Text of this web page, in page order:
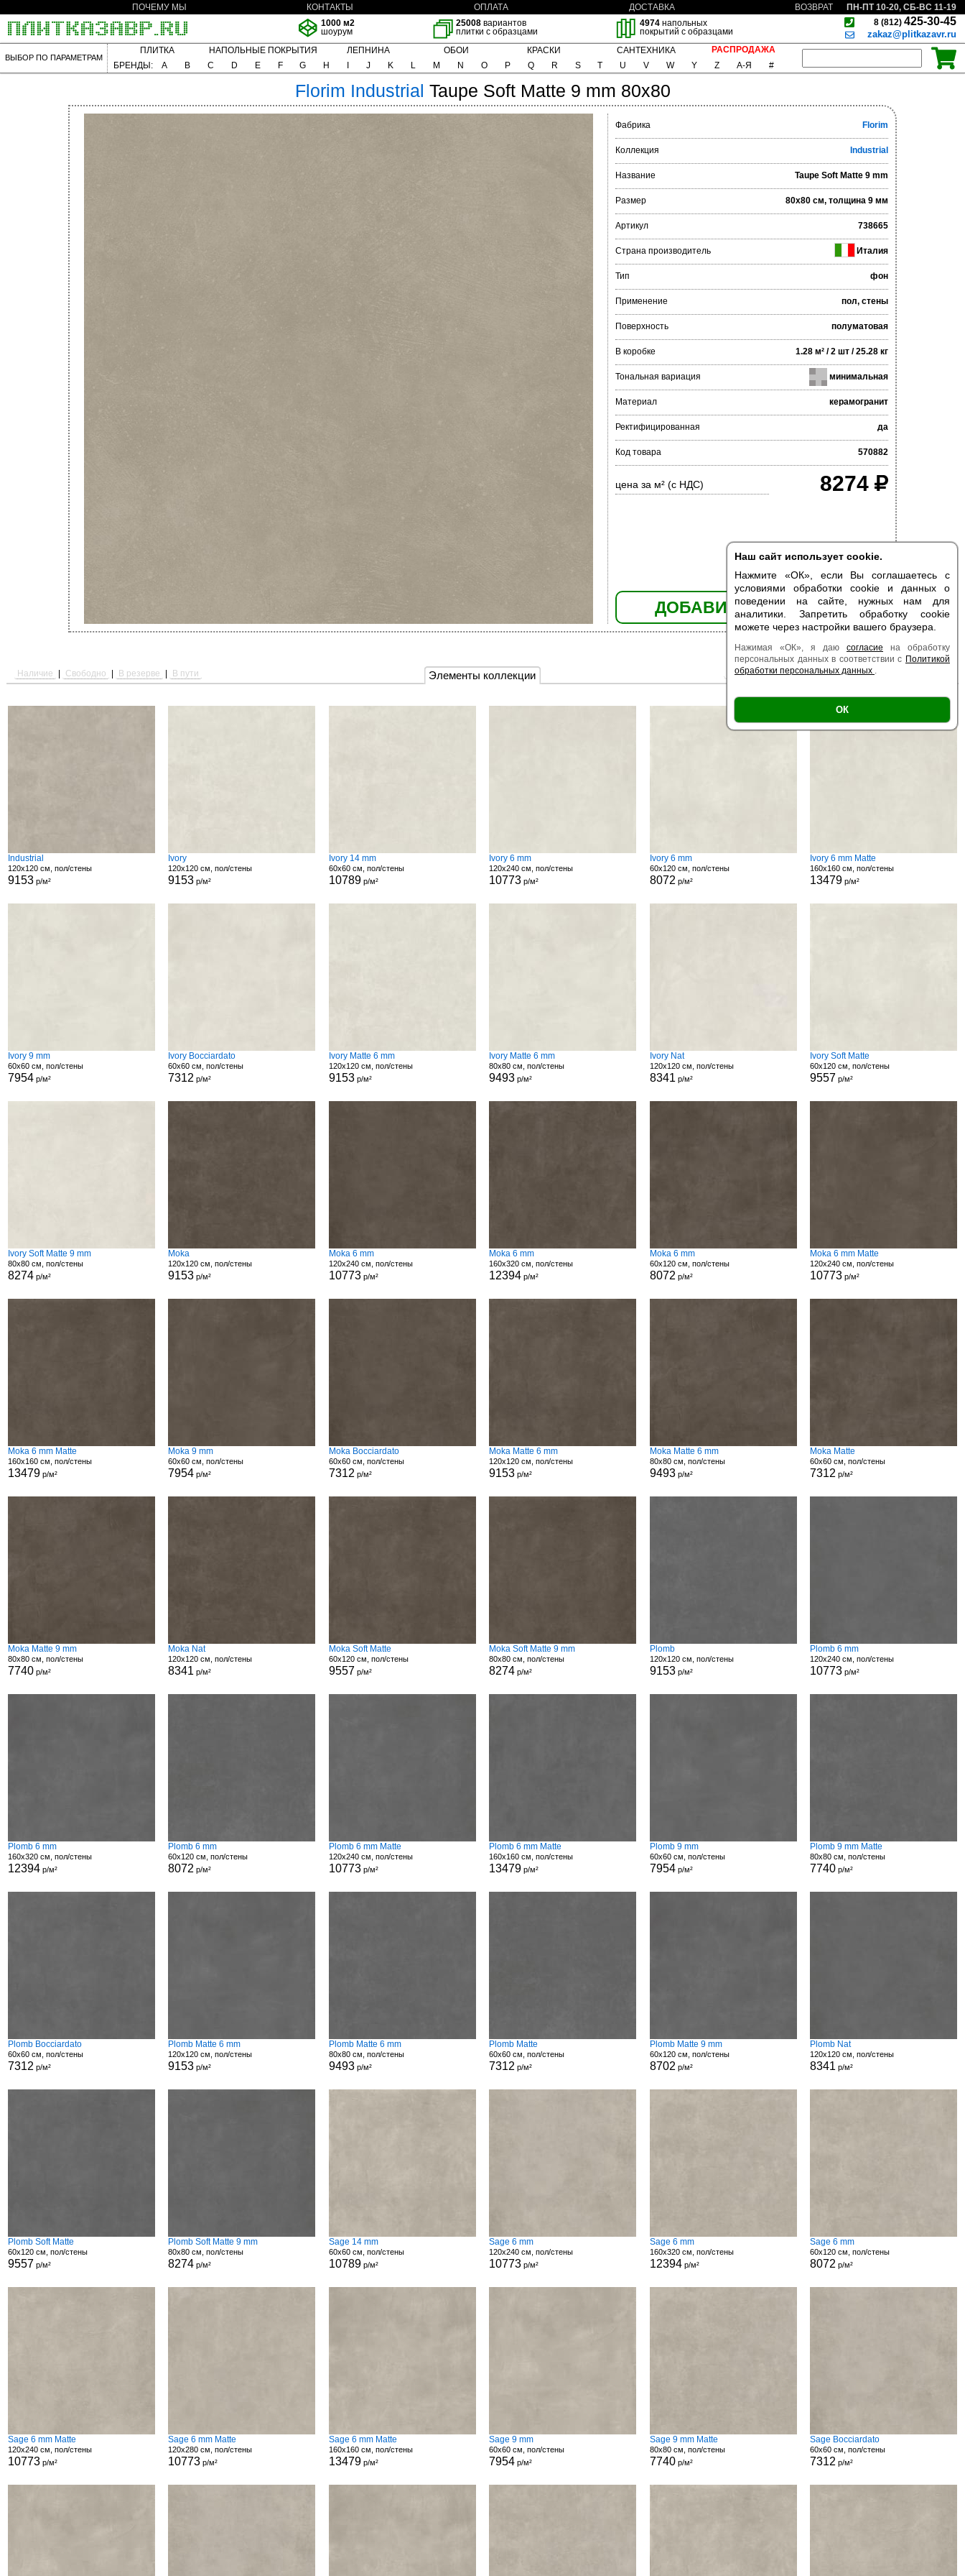
Наш сайт использует cookie.
Нажмите «ОК», если Вы соглашаетесь с
условиями обработки cookie и данных о
поведении на сайте, нужных нам для
аналитики. Запретить обработку cookie
можете через настройки вашего браузера.
Нажимая «ОК», я даю согласие на обработку
персональных данных в соответствии с Политикой
обработки персональных данных .
ОК
ПОЧЕМУ МЫ КОНТАКТЫ ОПЛАТА ДОСТАВКА ВОЗВРАТ
ПН-ПТ 10-20, СБ-ВС 11-19
1000 м2
шоурум
25008 вариантов
плитки с образцами
4974напольных
покрытий с образцами
8 (812) 425-30-45
zakaz@plitkazavr.ru
ВЫБОР ПО ПАРАМЕТРАМ
ПЛИТКА НАПОЛЬНЫЕ ПОКРЫТИЯ ЛЕПНИНА ОБОИ КРАСКИ САНТЕХНИКА
РАСПРОДАЖА
БРЕНДЫ:
A B C D E F G H J K L M N O P Q R S T U V W Y Z А-Я #
Florim Industrial Taupe Soft Matte 9 mm 80x80
Фабрика Florim
Коллекция Industrial
Название Taupe Soft Matte 9 mm
Размер 80x80 см, толщина 9 мм
Артикул 738665
Страна производитель Италия
Тип фон
Применение пол, стены
Поверхность полуматовая
В коробке 1.28 м² / 2 шт / 25.28 кг
Тональная вариация минимальная
Материал керамогранит
Ректифицированная да
Код товара 570882
цена за м² (с НДС) 8274
ДОБАВИТЬ В КОРЗИНУ
Элементы коллекции
Наличие Свободно В резерве В пути Есть образец | Поверхность |
Industrial
120x120 см, пол/стены
9153р/м²
Ivory
120x120 см, пол/стены
9153 р/м²
Ivory 14 mm
60x60 см, пол/стены
10789р/м²
Ivory 6 mm
120x240 см, пол/стены
10773 р/м²
Ivory 6 mm
60x120 см, пол/стены
8072 р/м²
Ivory 6 mm Matte
160x160 см, пол/стены
13479 р/м²
Ivory 9 mm
60x60 см, пол/стены
7954р/м²
Ivory Bocciardato
60x60 см, пол/стены
7312 р/м²
Ivory Matte 6 mm
120x120 см, пол/стены
9153р/м²
Ivory Matte 6 mm
80x80 см, пол/стены
9493 р/м²
Ivory Nat
120x120 см, пол/стены
8341 р/м²
Ivory Soft Matte
60x120 см, пол/стены
9557 р/м²
Ivory Soft Matte 9 mm
80x80 см, пол/стены
8274р/м²
Moka
120x120 см, пол/стены
9153 р/м²
Moka 6 mm
120x240 см, пол/стены
10773р/м²
Moka 6 mm
160x320 см, пол/стены
12394 р/м²
Moka 6 mm
60x120 см, пол/стены
8072 р/м²
Moka 6 mm Matte
120x240 см, пол/стены
10773 р/м²
Moka 6 mm Matte
160x160 см, пол/стены
13479р/м²
Moka 9 mm
60x60 см, пол/стены
7954 р/м²
Moka Bocciardato
60x60 см, пол/стены
7312 р/м²
Moka Matte 6 mm
120x120 см, пол/стены
9153 р/м²
Moka Matte 6 mm
80x80 см, пол/стены
9493р/м²
Moka Matte
60x60 см, пол/стены
7312 р/м²
Moka Matte 9 mm
80x80 см, пол/стены
7740р/м²
Moka Nat
120x120 см, пол/стены
8341 р/м²
Moka Soft Matte
60x120 см, пол/стены
9557 р/м²
Moka Soft Matte 9 mm
80x80 см, пол/стены
8274 р/м²
Plomb
120x120 см, пол/стены
9153р/м²
Plomb 6 mm
120x240 см, пол/стены
10773 р/м²
Plomb 6 mm
160x320 см, пол/стены
12394р/м²
Plomb 6 mm
60x120 см, пол/стены
8072 р/м²
Plomb 6 mm Matte
120x240 см, пол/стены
10773р/м²
Plomb 6 mm Matte
160x160 см, пол/стены
13479 р/м²
Plomb 9 mm
60x60 см, пол/стены
7954р/м²
Plomb 9 mm Matte
80x80 см, пол/стены
7740 р/м²
Plomb Bocciardato
60x60 см, пол/стены
7312 р/м²
Plomb Matte 6 mm
120x120 см, пол/стены
9153 р/м²
Plomb Matte 6 mm
80x80 см, пол/стены
9493р/м²
Plomb Matte
60x60 см, пол/стены
7312 р/м²
Plomb Matte 9 mm
60x120 см, пол/стены
8702 р/м²
Plomb Nat
120x120 см, пол/стены
8341 р/м²
Plomb Soft Matte
60x120 см, пол/стены
9557 р/м²
Plomb Soft Matte 9 mm
80x80 см, пол/стены
8274 р/м²
Sage 14 mm
60x60 см, пол/стены
10789р/м²
Sage 6 mm
120x240 см, пол/стены
10773 р/м²
Sage 6 mm
160x320 см, пол/стены
12394р/м²
Sage 6 mm
60x120 см, пол/стены
8072 р/м²
Sage 6 mm Matte
120x240 см, пол/стены
10773р/м²
Sage 6 mm Matte
120x280 см, пол/стены
10773 р/м²
Sage 6 mm Matte
160x160 см, пол/стены
13479р/м²
Sage 9 mm
60x60 см, пол/стены
7954 р/м²
Sage 9 mm Matte
80x80 см, пол/стены
7740р/м²
Sage Bocciardato
60x60 см, пол/стены
7312 р/м²